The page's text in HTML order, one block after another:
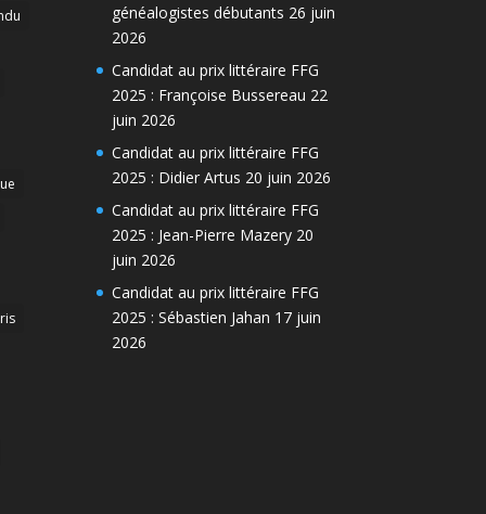
généalogistes débutants 26 juin
2026
Candidat au prix littéraire FFG
2025 : Françoise Bussereau 22
juin 2026
Candidat au prix littéraire FFG
2025 : Didier Artus 20 juin 2026
Candidat au prix littéraire FFG
2025 : Jean-Pierre Mazery 20
juin 2026
Candidat au prix littéraire FFG
2025 : Sébastien Jahan 17 juin
2026